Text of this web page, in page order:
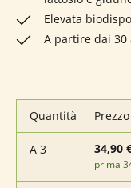
Elevata
A partire dai 30
Quantità
A 3 34,90
prima